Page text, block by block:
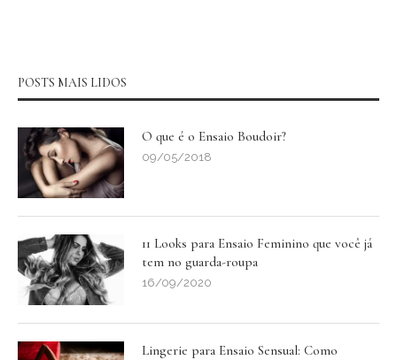
POSTS MAIS LIDOS
O que é o Ensaio Boudoir?
09/05/2018
11 Looks para Ensaio Feminino que você já
tem no guarda-roupa
16/09/2020
Lingerie para Ensaio Sensual: Como